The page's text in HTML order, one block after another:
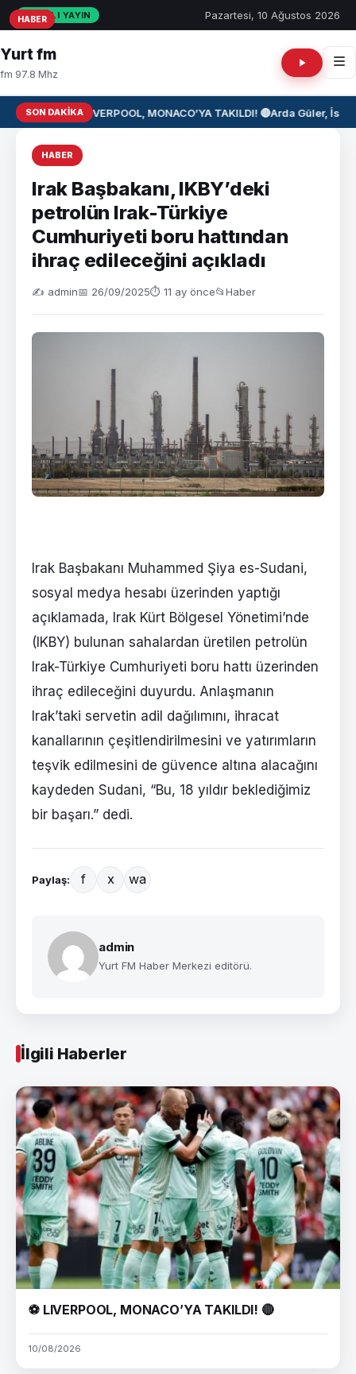
CANLI YAYIN Pazartesi, 10 Ağustos 2026
Yurt fm
fm 97.8 Mhz
SON DAKIKA⚽ LIVERPOOL, MONACO’YA TAKILDI! 🔴Arda Güler,
HABER
Irak Başbakanı, IKBY’deki
petrolün Irak-Türkiye
Cumhuriyeti boru hattından
ihraç edileceğini açıkladı
✍️ admin📅 26/09/2025⏱ 11 ay önce📂Haber
Irak Başbakanı Muhammed Şiya es-Sudani,
sosyal medya hesabı üzerinden yaptığı
açıklamada, Irak Kürt Bölgesel Yönetimi’nde
(IKBY) bulunan sahalardan üretilen petrolün
Irak-Türkiye Cumhuriyeti boru hattı üzerinden
ihraç edileceğini duyurdu. Anlaşmanın
Irak’taki servetin adil dağılımını, ihracat
kanallarının çeşitlendirilmesini ve yatırımların
teşvik edilmesini de güvence altına alacağını
kaydeden Sudani, “Bu, 18 yıldır beklediğimiz
bir başarı.” dedi.
Paylaş: f x wa
admin
Yurt FM Haber Merkezi editörü.
İlgili Haberler
HABER
⚽ LIVERPOOL, MONACO’YA TAKILDI! 🔴
10/08/2026
HABER
HABER